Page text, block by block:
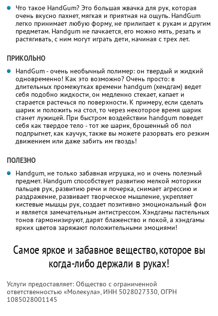
Что такое HandGum? Это большая жвачка для рук, которая
очень вкусно пахнет, мягкая и приятная на ощупь. HandGum
легко принимает любую форму, не прилипает к рукам и другим
предметам. Handgum не пачкается, его можно мять, резать и
растягивать, с ним могут играть дети, начиная с трех лет.
ПРИКОЛЬНО
HandGum - очень необычный полимер: он твердый и жидкий
одновременно! Как это возможно? Очень просто: в
длительных промежутках времени handgum (хендгам) ведет
себя подобно жидкости, он медленно стекает, капает и
старается растечься по поверхности. К примеру, если сделать
шарик и положить на стол, то через некоторое время шарик
станет лужицей. При быстром воздействии handgum поведет
себя как твердое тело - тот же шарик, брошенный об пол
подпрыгнет, как каучук, также вы можете разорвать его резким
движением или даже забить им гвоздь!
ПОЛЕЗНО
Handgum, не только забавная игрушка, но и очень полезный
предмет. Handgum способствует развитию мелкой моторики
пальцев рук, развитию речи и почерка, снимает агрессию и
раздражение, развивает творческое мышление, укрепляет
кистевые мышцы рук, создает позитивно эмоциональный фон
и является замечательным антистрессом. Хэндгамы пастельных
тонов гармонизируют, дарят блаженство и покой, а хэндгамы
ярких цветов заряжают положительными эмоциями!
Самое яркое и забавное вещество, которое вы
когда-либо держали в руках!
Услуги предоставляет: Общество с ограниченной
ответственностью «Молекула», ИНН 5028027330, ОГРН
1085028001145